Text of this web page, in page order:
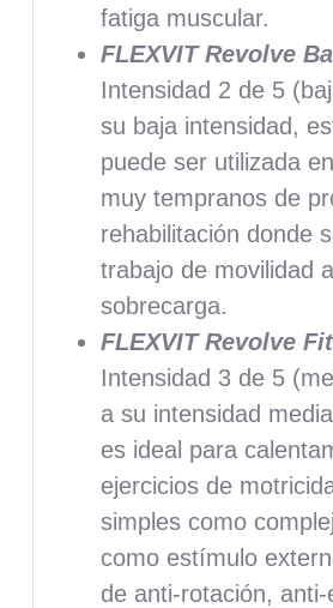
fatiga muscular.
FLEXVIT Revolve
Intensidad 2 de 5
su baja intensidad,
puede ser utilizada
muy tempranos de
rehabilitación donde
trabajo de movilidad
sobrecarga.
FLEXVIT Revolve
Intensidad 3 de 5
a su intensidad
es ideal para
ejercicios de
simples como
como estímulo
de anti-rotación,